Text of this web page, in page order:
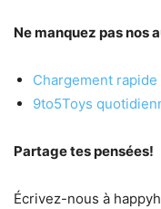
Ne manquez pas nos
Chargement rapide
9to5Toys
Partage tes pensées!
Écrivez-nous à